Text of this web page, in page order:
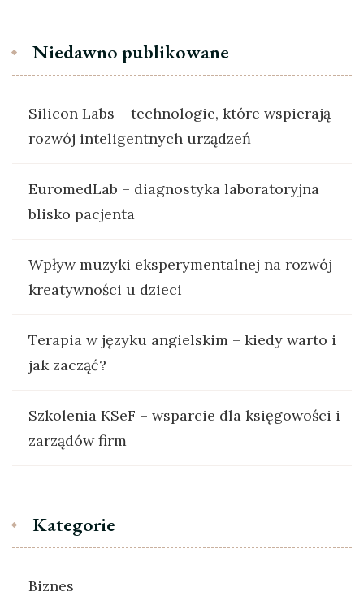
Niedawno publikowane
Silicon Labs – technologie, które wspierają
rozwój inteligentnych urządzeń
EuromedLab – diagnostyka laboratoryjna
blisko pacjenta
Wpływ muzyki eksperymentalnej na rozwój
kreatywności u dzieci
Terapia w języku angielskim – kiedy warto i
jak zacząć?
Szkolenia KSeF – wsparcie dla księgowości i
zarządów firm
Kategorie
Biznes